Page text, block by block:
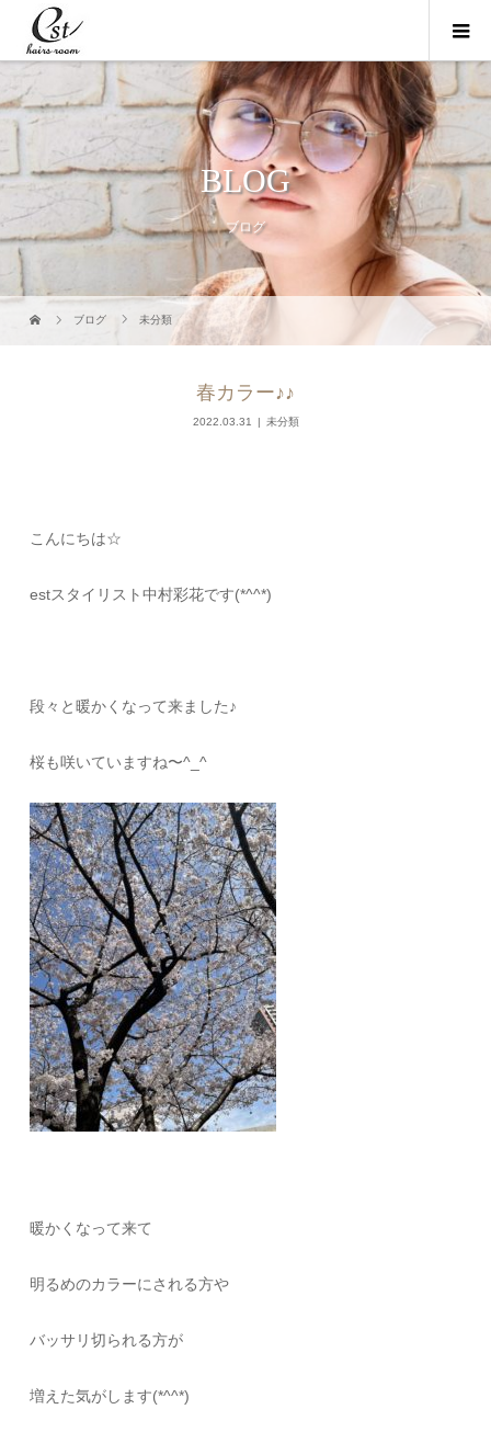
BLOG
ブログ
ブログ 未分類
春カラー♪♪
2022.03.31 未分類
こんにちは☆
estスタイリスト中村彩花です(*^^*)
段々と暖かくなって来ました♪
桜も咲いていますね〜^_^
暖かくなって来て
明るめのカラーにされる方や
バッサリ切られる方が
増えた気がします(*^^*)